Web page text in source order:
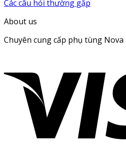
Các câu hỏi thường gặp
About us
Chuyên cung cấp phụ tùng Nova